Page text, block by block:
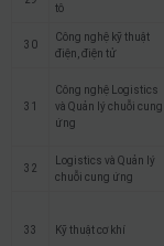
tô
30
Công nghệ kỹ thuật
điện, điện tử
31
Công nghệ Logistics
và Quản lý chuỗi cung
ứng
32
Logistics và Quản lý
chuỗi cung ứng
33 Kỹ thuật cơ khí